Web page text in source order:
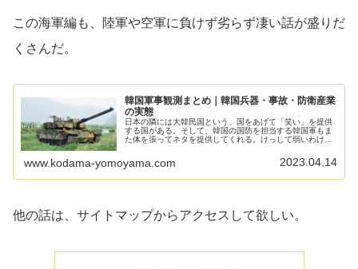
この海軍編も、陸軍や空軍に負けず劣らず凄い話が盛りだ
くさんだ。
韓国軍事観測まとめ｜韓国兵器・事故・防衛産業
の実態
日本の隣には大韓民国という、国をあげて「笑い」を提供
する国がある。そして、韓国の国防を担当する韓国軍もま
た体を張ってネタを提供してくれる。けっして弱いわけで
ほえましい話題が多い。このブログでは、そんな韓国軍に
敬意を表して「ほほえましいエピソード」を中心に記事に
www.kodama-yomoyama.com 2023.04.14
他の話は、サイトマップからアクセスして欲しい。